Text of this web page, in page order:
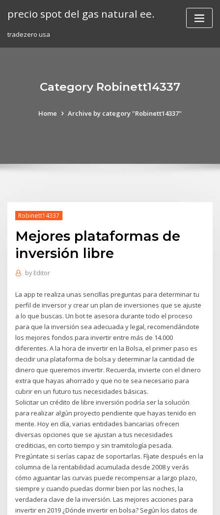
precio spot del gas natural ee.
tradezero usa
Category Robinett14337
Home Archive by category "Robinett14337"
Robinett14337
Mejores plataformas de
inversión libre
by Editor
La app te realiza unas sencillas preguntas para determinar tu
perfil de inversor y crear un plan de inversiones que se ajuste
a lo que buscas. Un bot te asesora durante todo el proceso
para que la inversión sea adecuada y legal, recomendándote
los mejores fondos para invertir entre más de 14.000
diferentes. A la hora de invertir en la Bolsa, el primer paso es
decidir una plataforma de bolsa y determinar la cantidad de
dinero que queremos invertir. Recuerda, invierte con el dinero
extra que hayas ahorrado y que no te sea necesario para
cubrir en un futuro tus necesidades básicas.
Solicitar un crédito de libre inversión podría ser la solución
para realizar algún proyecto pendiente que hayas tenido en
mente. Hoy en día, varias entidades bancarias ofrecen
diversas opciones que se ajustan a tus necesidades
crediticias, en corto tiempo y sin tramitología pesada.
Pregúntate si serías capaz de soportarlas. Fíjate después en la
columna de la rentabilidad acumulada desde 2008 y verás
cómo aguantar las curvas puede recompensar a largo plazo,
siempre y cuando puedas dormir bien por las noches, la
verdadera clave de la inversión. Las mejores acciones para
invertir en 2019 ¿Dónde invertir en bolsa? Según los datos de